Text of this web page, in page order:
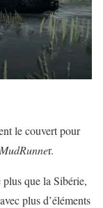
le couvert pour
MudRunner.
que la Sibérie,
plus d’éléments